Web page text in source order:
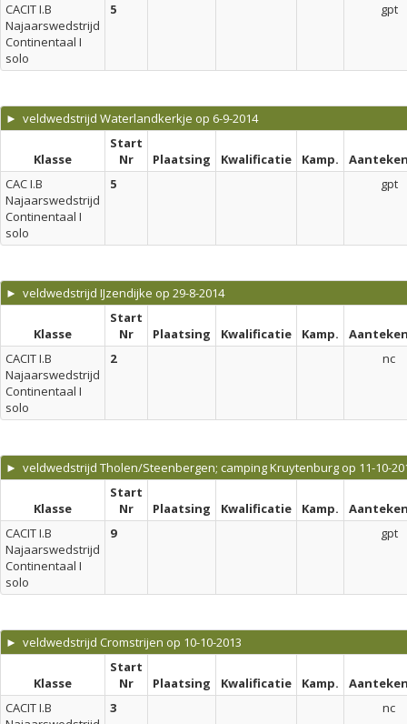
CACIT I.B
Najaarswedstrijd
Continentaal I
solo
5 gpt
► veldwedstrijd Waterlandkerkje op 6-9-2014
Klasse
Start
Nr
Plaatsing Kwalificatie Kamp.
CAC I.B
Najaarswedstrijd
Continentaal I
solo
5 gpt
► veldwedstrijd IJzendijke op 29-8-2014
Klasse
Start
Nr
Plaatsing Kwalificatie Kamp.
CACIT I.B
Najaarswedstrijd
Continentaal I
solo
2 nc
► veldwedstrijd Tholen/Steenbergen; camping Kruytenburg op 11-10-
Klasse
Start
Nr
Plaatsing Kwalificatie Kamp.
CACIT I.B
Najaarswedstrijd
Continentaal I
solo
9 gpt
► veldwedstrijd Cromstrijen op 10-10-2013
Klasse
Start
Nr
Plaatsing Kwalificatie Kamp.
CACIT I.B
3 nc